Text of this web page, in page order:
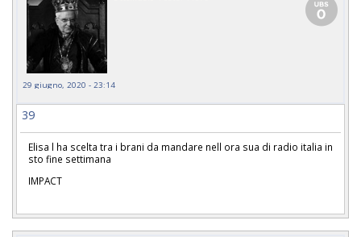
29 giugno, 2020 - 23:14
39
Elisa l ha scelta tra i brani da mandare nell ora sua di radio italia in
sto fine settimana
IMPACT